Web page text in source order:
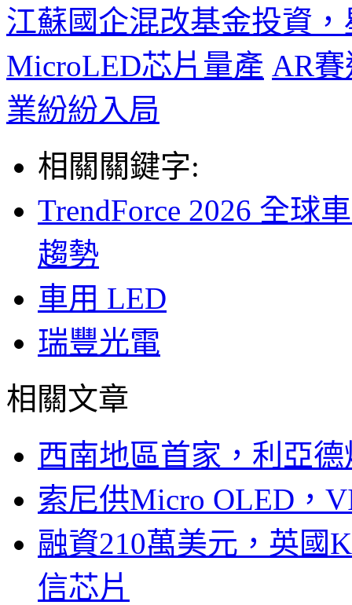
江蘇國企混改基金投資
MicroLED芯片量產 AR
業紛紛入局
相關關鍵字:
TrendForce 2026 全球
趨勢
車用 LED
瑞豐光電
相關文章
西南地區首家，利亞
索尼供Micro OLED，
融資210萬美元，英國
信芯片